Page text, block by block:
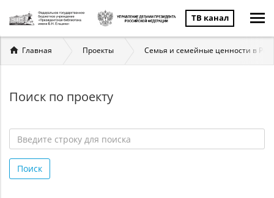
ТВ канал
Вы
здесь
Главная Проекты Семья и семейные ценности в
Поиск по проекту
строку
для
Поиск